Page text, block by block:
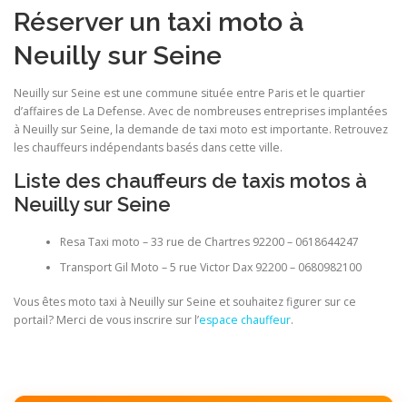
Réserver un taxi moto à
Neuilly sur Seine
Neuilly sur Seine est une commune située entre Paris et le quartier
d’affaires de La Defense. Avec de nombreuses entreprises implantées
à Neuilly sur Seine, la demande de taxi moto est importante. Retrouvez
les chauffeurs indépendants basés dans cette ville.
Liste des chauffeurs de taxis motos à
Neuilly sur Seine
Resa Taxi moto – 33 rue de Chartres 92200 – 0618644247
Transport Gil Moto – 5 rue Victor Dax 92200 – 0680982100
Vous êtes moto taxi à Neuilly sur Seine et souhaitez figurer sur ce
portail? Merci de vous inscrire sur l’espace chauffeur.